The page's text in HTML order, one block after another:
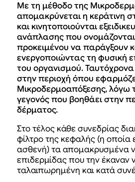
Με τη μέθοδο της
απομακρύνεται η κεράτινη
και κινητοποιούνται
ανάπλασης που
προκειμένου να παράγξουν
ενεργοποιώντας τη φυσική
του οργανισμού.
στην περιοχή όπου
Μικροδερμοαπόξεσης, λόγω
γεγονός που βοηθάει στην
δέρματος.
Στο τέλος κάθε συνεδρίας
φίλτρο της κεφαλής (η οποία
ασθενή) τα απομακρυσμένα
επιδερμίδας που την έκαναν
ταλαιπωρημένη και κατά